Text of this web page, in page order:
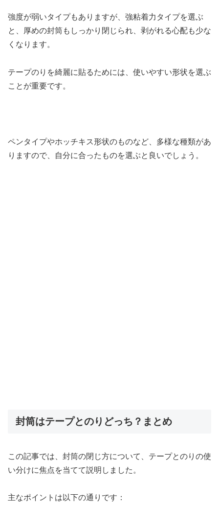
強度が弱いタイプもありますが、強粘着力タイプを選ぶ
と、厚めの封筒もしっかり閉じられ、剥がれる心配も少な
くなります。
テープのりを綺麗に貼るためには、使いやすい形状を選ぶ
ことが重要です。
ペンタイプやホッチキス形状のものなど、多様な種類があ
りますので、自分に合ったものを選ぶと良いでしょう。
封筒はテープとのりどっち？まとめ
この記事では、封筒の閉じ方について、テープとのりの使
い分けに焦点を当てて説明しました。
主なポイントは以下の通りです：